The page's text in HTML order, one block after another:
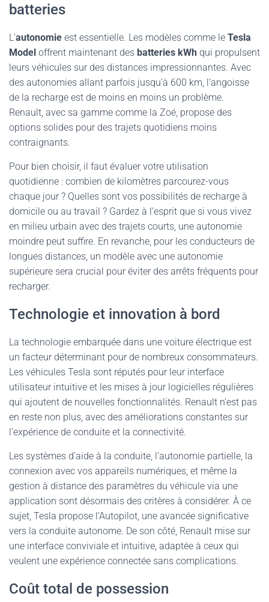
batteries
L’autonomie est essentielle. Les modèles comme le Tesla
Model offrent maintenant des batteries kWh qui propulsent
leurs véhicules sur des distances impressionnantes. Avec
des autonomies allant parfois jusqu’à 600 km, l’angoisse
de la recharge est de moins en moins un problème.
Renault, avec sa gamme comme la Zoé, propose des
options solides pour des trajets quotidiens moins
contraignants.
Pour bien choisir, il faut évaluer votre utilisation
quotidienne : combien de kilomètres parcourez-vous
chaque jour ? Quelles sont vos possibilités de recharge à
domicile ou au travail ? Gardez à l’esprit que si vous vivez
en milieu urbain avec des trajets courts, une autonomie
moindre peut suffire. En revanche, pour les conducteurs de
longues distances, un modèle avec une autonomie
supérieure sera crucial pour éviter des arrêts fréquents pour
recharger.
Technologie et innovation à bord
La technologie embarquée dans une voiture électrique est
un facteur déterminant pour de nombreux consommateurs.
Les véhicules Tesla sont réputés pour leur interface
utilisateur intuitive et les mises à jour logicielles régulières
qui ajoutent de nouvelles fonctionnalités. Renault n’est pas
en reste non plus, avec des améliorations constantes sur
l’expérience de conduite et la connectivité.
Les systèmes d’aide à la conduite, l’autonomie partielle, la
connexion avec vos appareils numériques, et même la
gestion à distance des paramètres du véhicule via une
application sont désormais des critères à considérer. À ce
sujet, Tesla propose l’Autopilot, une avancée significative
vers la conduite autonome. De son côté, Renault mise sur
une interface conviviale et intuitive, adaptée à ceux qui
veulent une expérience connectée sans complications.
Coût total de possession